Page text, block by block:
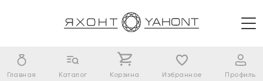
Главная Каталог Корзина Избранное Профиль